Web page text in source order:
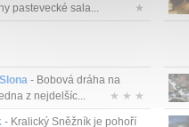
pastevecké sala...
★
- Bobová dráha na
z nejdelšíc...
★ ★ ★
- Kralický Sněžník je pohoří